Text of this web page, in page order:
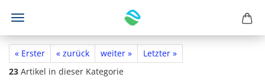
« Erster « zurück weiter »
Letzter »
23 Artikel in dieser Kategorie